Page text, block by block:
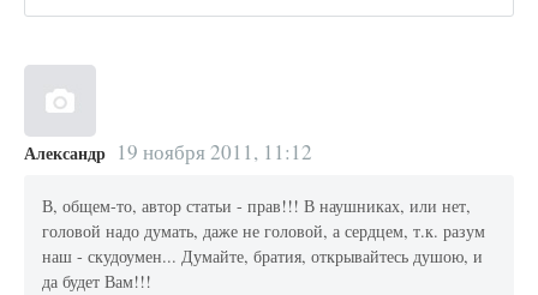
Александр 19 ноября 2011, 11:12
В, общем-то, автор статьи - прав!!! В наушниках, или нет,
головой надо думать, даже не головой, а сердцем, т.к. разум
наш - скудоумен... Думайте, братия, открывайтесь душою, и
да будет Вам!!!